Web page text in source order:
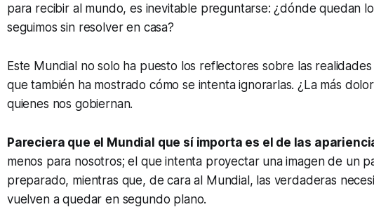
para recibir al mundo, es inevitable preguntarse: ¿dónde quedan
seguimos sin resolver en casa?
Este Mundial no solo ha puesto los reflectores sobre las
que también ha mostrado cómo se intenta ignorarlas. ¿La más
quienes nos gobiernan.
Pareciera que el Mundial que sí importa es el de las
menos para nosotros; el que intenta proyectar una imagen de un
preparado, mientras que, de cara al Mundial, las verdaderas
vuelven a quedar en segundo plano.